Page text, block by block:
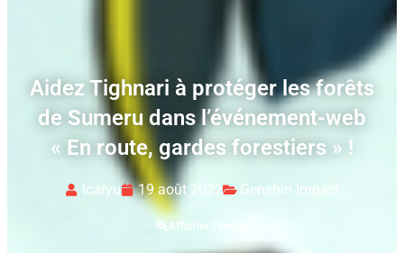
Aidez Tighnari à protéger les forêts
de Sumeru dans l’événement-web
« En route, gardes forestiers » !
Icaryu 19 août 2022 Genshin Impact
Afficher l'image